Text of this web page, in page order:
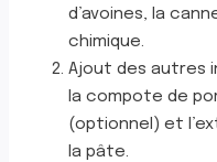
d’avoines, la
chimique.
Ajout des autres
la compote de
(optionnel) et
la pâte.